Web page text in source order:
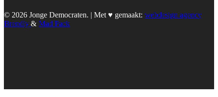
© 2026 Jonge Democraten. | Met ♥︎ gemaakt: webdesign agency
Brendly & Mad Pack